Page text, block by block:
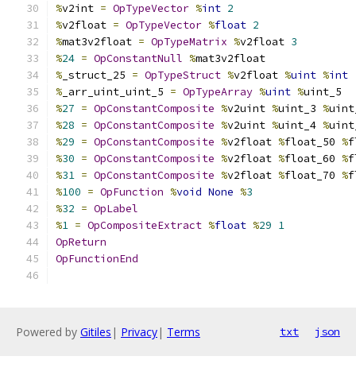
%v2int = OpTypeVector %int 2
%v2float = OpTypeVector %float 2
%mat3v2float = OpTypeMatrix %v2float 3
%24 = OpConstantNull %mat3v2float
% _struct_25 = OpTypeStruct %v2float %uint %int
% _arr_uint_uint_5 = OpTypeArray %uint %uint_5
%27 = OpConstantComposite %v2uint %uint_3 %
%28 = OpConstantComposite %v2uint %uint_4 %
%29 = OpConstantComposite %v2float %float_50 %
%30 = OpConstantComposite %v2float %float_60 %
%31 = OpConstantComposite %v2float %float_70 %
%100 = OpFunction %void None %3
%32 = OpLabel
%1 = OpCompositeExtract %float %29 1
OpReturn
OpFunctionEnd
Powered by Gitiles | Privacy| Terms txt json